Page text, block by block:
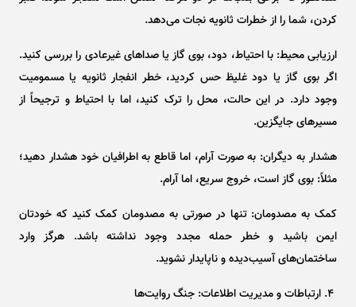
کردن، شما را از خطرات ثانویه نجات می‌دهد.
ارزیابی محیط: با احتیاط، دود، بوی گاز یا صدا‌های غیرعادی را بررسی کنید.
اگر بوی گاز یا دود غلیظ حس کردید، خطر انفجار ثانویه یا مسمومیت
وجود دارد. در این حالت، محل را ترک کنید، اما با احتیاط و ترجیحاً از
مسیر‌های جایگزین.
هشدار به دیگران: به صورت آرام، اما قاطع به اطرافیان خود هشدار دهید؛
مثلاً: بوی گاز است، خروج سریع، اما آرام.
کمک به مصدومان: تنها در صورتی به مصدومان کمک کنید که خودتان
ایمن باشید و خطر حمله مجدد وجود نداشته باشد. هرگز وارد
ساختمان‌های آسیب‌دیده و ناپایدار نشوید.